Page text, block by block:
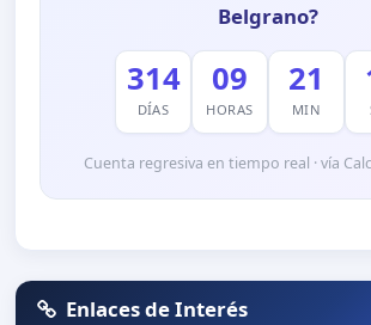
Belgrano?
314
DÍAS
09
HORAS
21
MIN
Cuenta regresiva en tiempo real · vía
Enlaces de Interés